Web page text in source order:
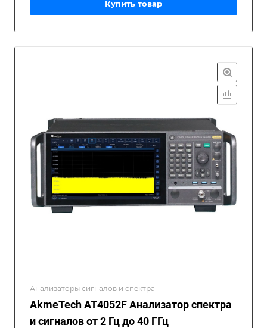
Купить товар
Анализаторы сигналов и спектра
AkmeTech AT4052F Анализатор спектра
и сигналов от 2 Гц до 40 ГГц